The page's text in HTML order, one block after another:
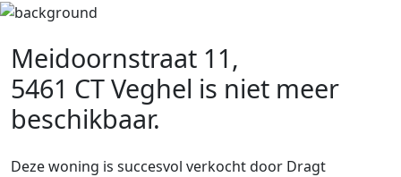
Meidoornstraat 11,
5461 CT Veghel is niet meer
beschikbaar.
Deze woning is succesvol verkocht door Dragt